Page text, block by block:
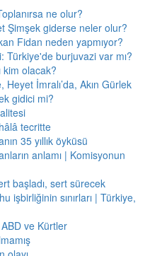
ne olur?
Şimşek giderse neler olur?
Fidan neden yapmıyor?
Türkiye'de burjuvazi var mı?
kim olacak?
Heyet İmralı’da, Akın Gürlek
gidici mi?
tecritte
35 yıllık öyküsü
anlamı | Komisyonun
başladı, sert sürecek
işbirliğinin sınırları | Türkiye,
ve Kürtler